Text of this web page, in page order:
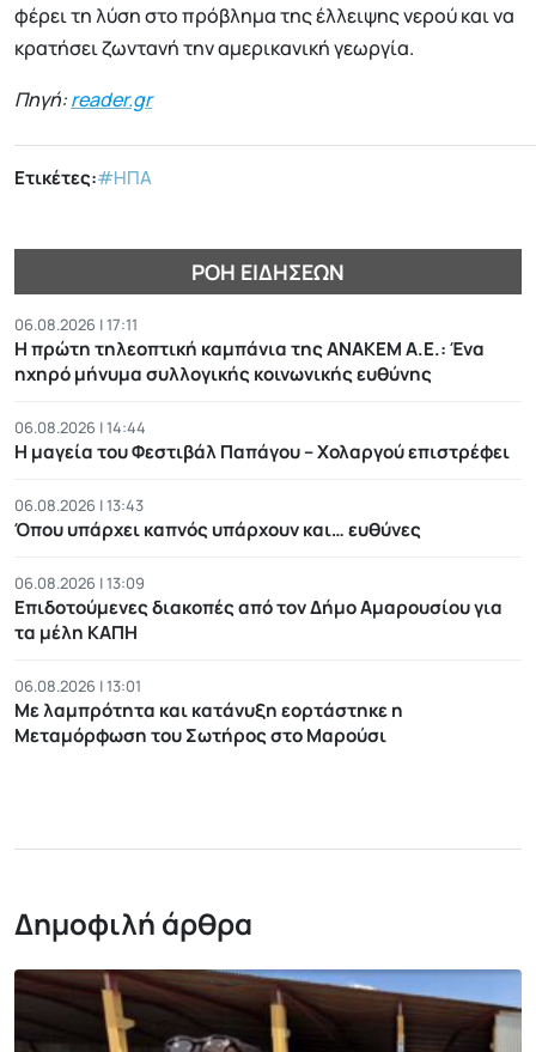
φέρει τη λύση στο πρόβλημα της έλλειψης νερού και να
κρατήσει ζωντανή την αμερικανική γεωργία.
Πηγή:reader.gr
Ετικέτες:#ΗΠΑ
ΡΟΉ ΕΙΔΉΣΕΩΝ
06.08.2026 | 17:11
Η πρώτη τηλεοπτική καμπάνια της ΑΝΑΚΕΜ Α.Ε.: Ένα
ηχηρό μήνυμα συλλογικής κοινωνικής ευθύνης
06.08.2026 | 14:44
Η μαγεία του Φεστιβάλ Παπάγου – Χολαργού επιστρέφει
06.08.2026 | 13:43
Όπου υπάρχει καπνός υπάρχουν και… ευθύνες
06.08.2026 | 13:09
Επιδοτούμενες διακοπές από τον Δήμο Αμαρουσίου για
τα μέλη ΚΑΠΗ
06.08.2026 | 13:01
Με λαμπρότητα και κατάνυξη εορτάστηκε η
Μεταμόρφωση του Σωτήρος στο Μαρούσι
Δημοφιλή άρθρα